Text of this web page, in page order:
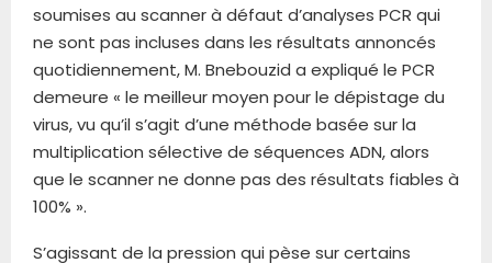
soumises au scanner à défaut d’analyses PCR qui
ne sont pas incluses dans les résultats annoncés
quotidiennement, M. Bnebouzid a expliqué le PCR
demeure « le meilleur moyen pour le dépistage du
virus, vu qu’il s’agit d’une méthode basée sur la
multiplication sélective de séquences ADN, alors
que le scanner ne donne pas des résultats fiables à
100% ».
S’agissant de la pression qui pèse sur certains